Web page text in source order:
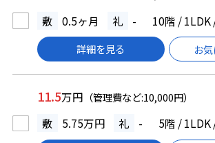
敷 0.5ヶ月 礼 - 10階 / 1LDK
詳細を見る お
11.5万円 （管理費など:10,000円）
敷 5.75万円 礼 - 5階 / 1LDK